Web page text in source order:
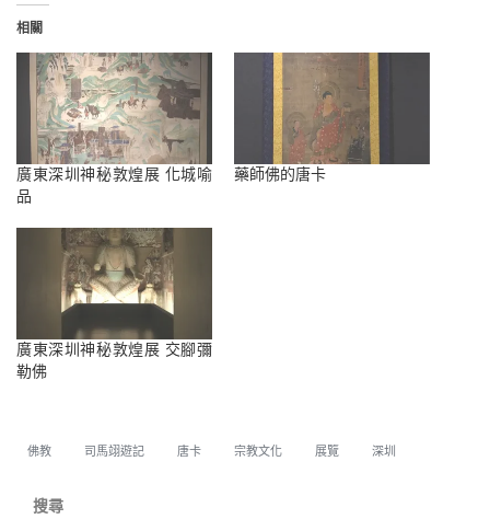
相關
廣東深圳神秘敦煌展 化城喻
品
藥師佛的唐卡
廣東深圳神秘敦煌展 交腳彌
勒佛
佛教 司馬翊遊記 唐卡 宗教文化 展覽 深圳
搜尋